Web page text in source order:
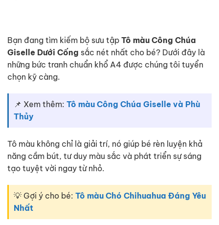
Bạn đang tìm kiếm bộ sưu tập Tô màu Công Chúa
Giselle Dưới Cống sắc nét nhất cho bé? Dưới đây là
những bức tranh chuẩn khổ A4 được chúng tôi tuyển
chọn kỹ càng.
📌 Xem thêm: Tô màu Công Chúa Giselle và Phù
Thủy
Tô màu không chỉ là giải trí, nó giúp bé rèn luyện khả
năng cầm bút, tư duy màu sắc và phát triển sự sáng
tạo tuyệt vời ngay từ nhỏ.
💡 Gợi ý cho bé: Tô màu Chó Chihuahua Đáng Yêu
Nhất